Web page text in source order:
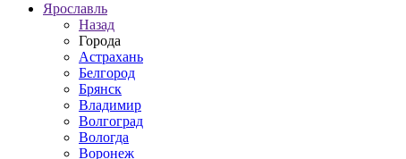
Ярославль
Назад
Города
Астрахань
Белгород
Брянск
Владимир
Волгоград
Вологда
Воронеж